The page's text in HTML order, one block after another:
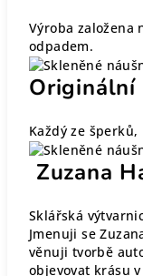
Výroba založena
odpadem.
Originální
Každý ze
Zuzana
Sklářská
Jmenuji se
věnuji tvorbě
objevovat krásu